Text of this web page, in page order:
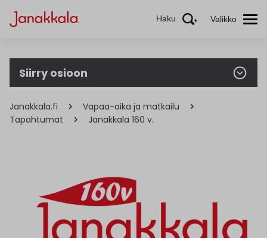
Haku Valikko
Siirry osioon
Janakkala.fi
Vapaa-aika ja matkailu
Tapahtumat
Janakkala 160 v.